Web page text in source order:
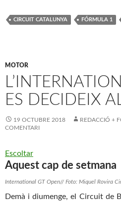
CIRCUIT CATALUNYA FÓRMULA 1
MOTOR
ES DECIDEIX
19 OCTUBRE 2018 REDACCIÓ +
COMENTARI
Escoltar
Aquest cap de setmana
International GT Open// Foto: Miquel Rovira
Demà i diumenge, el Circuit de